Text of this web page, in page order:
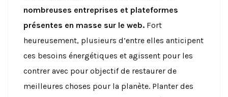
nombreuses entreprises et plateformes
présentes en masse sur le web. Fort
heureusement, plusieurs d’entre elles anticipent
ces besoins énergétiques et agissent pour les
contrer avec pour objectif de restaurer de
meilleures choses pour la planète. Planter des